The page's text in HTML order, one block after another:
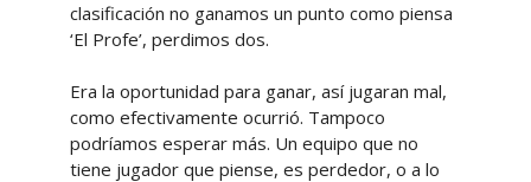
clasificación no ganamos un punto como piensa
‘El Profe’, perdimos dos.
Era la oportunidad para ganar, así jugaran mal,
como efectivamente ocurrió. Tampoco
podríamos esperar más. Un equipo que no
tiene jugador que piense, es perdedor, o a lo